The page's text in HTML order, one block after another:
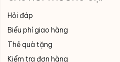
Hỏi đáp
Biểu phí giao hàng
Thẻ quà tặng
Kiểm tra đơn hàng